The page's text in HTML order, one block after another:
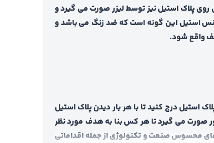
پلاک استیل نیز توسط لیزر صورت می گیرد و
جنس استیل این گونه است که ضد زنگ می باشد و
واقع شود.
درج کنید تا با هر بار دیدن پلاک استیل
صورت می گیرد تا هر کس بنا به هدف مورد نظر
محسوس صنعت و تکنولوژی از جمله اقداماتی